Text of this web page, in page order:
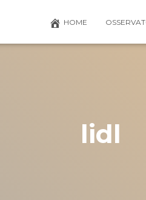
HOME
lidl